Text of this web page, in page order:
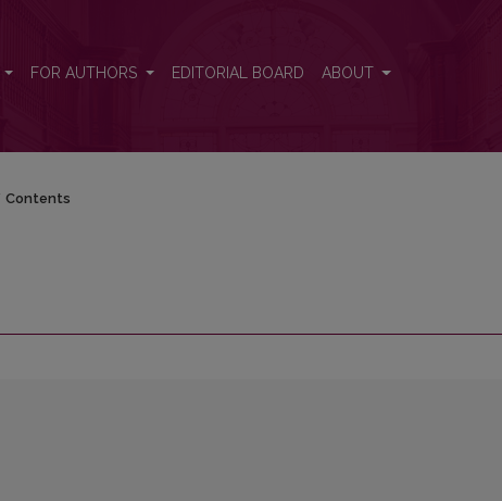
FOR AUTHORS EDITORIAL BOARD ABOUT
Contents